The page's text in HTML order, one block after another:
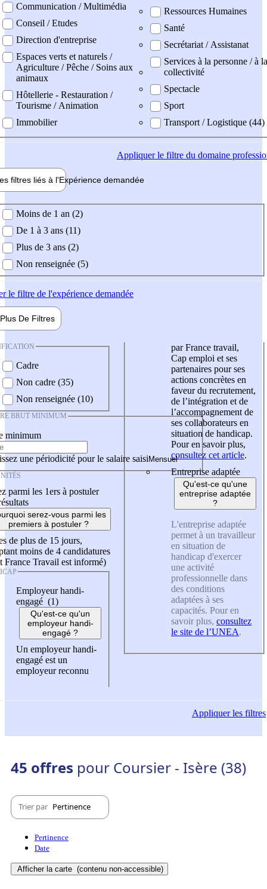
Communication / Multimédia
Conseil / Etudes
Direction d'entreprise
Espaces verts et naturels /
Agriculture / Pêche / Soins aux
animaux
Hôtellerie - Restauration /
Tourisme / Animation
Immobilier
Ressources Humaines
Santé
Secrétariat / Assistanat
Services à la personne / à la
collectivité
Spectacle
Sport
Transport / Logistique (44)
Appliquerle filtre du domaine
filtres liés à l'Expérience demandée
demandée
Moins de 1 an (2)
De 1 à 3 ans (11)
Plus de 3 ans (2)
Non renseignée (5)
le filtre de l'expérience demandée
Plus De Filtres
Cadre
Non cadre (35)
Non renseignée (10)
BRUT MINIMUM
minimum
une périodicité pour le salaire saisi
parmi les 1ers à postuler
serez-vous parmi les
premiers à postuler ?
de plus de 15 jours,
moins de 4 candidatures
France Travail est informé)
Employeur handi-
engagé (1)
Qu'est-ce qu'un
employeur handi-
engagé ?
Un employeur handi-
engagé est un
employeur reconnu
par France travail,
Cap emploi et ses
partenaires pour ses
actions concrètes en
faveur du recrutement,
de l’intégration et de
l’accompagnement de
ses collaborateurs en
situation de handicap.
Pour en savoir plus,
consultez cet article.
Entreprise adaptée
Qu'est-ce qu'une
entreprise adaptée
?
L'entreprise adaptée
permet à un travailleur
en situation de
handicap d'exercer
une activité
professionnelle dans
des conditions
adaptées à ses
capacités. Pour en
savoir plus, consultez
le site de l’UNEA.
Appliquerles filtres
45 offres pour Coursier - Isère (38)
Trier par Pertinence
Pertinence
Date
Afficher la carte (contenu non-accessible)